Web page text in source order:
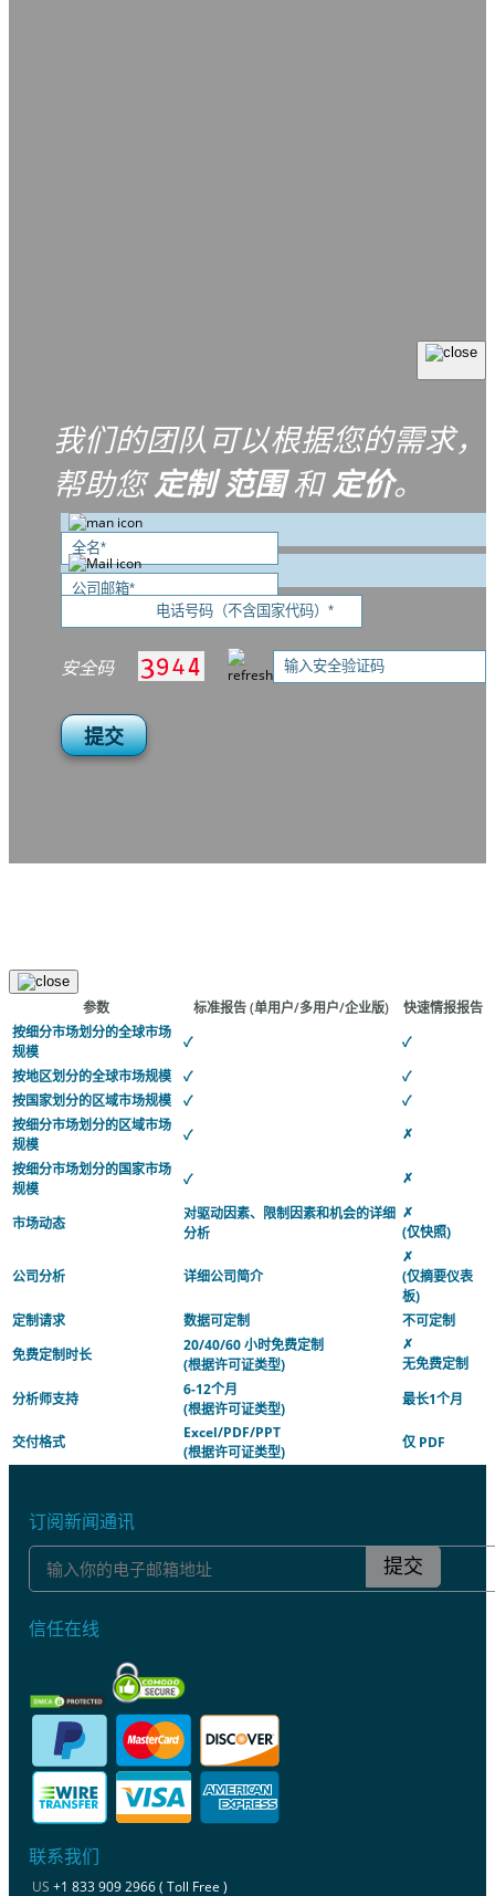
我们的团队可以根据您的需求，
帮助您定制 范围和定价。
安全码
提交
参数 标准报告(单用户/多用户/企业版)
快速情报报告
按细分市场划分的全球市场
规模
✓
✓
按地区划分的全球市场规模
✓
✓
按国家划分的区域市场规模
✓
✓
按细分市场划分的区域市场
规模
✓
✗
按细分市场划分的国家市场
规模
✓ ✗
市场动态
对驱动因素、限制因素和机会的详细
分析
✗
(仅快照)
公司分析 详细公司简介
✗
(仅摘要仪表
板)
定制请求
数据可定制
不可定制
免费定制时长
20/40/60 小时免费定制
(根据许可证类型)
✗
无免费定制
分析师支持
6-12个月
(根据许可证类型)
最长1个月
交付格式
Excel/PDF/PPT
(根据许可证类型)
仅 PDF
订阅新闻通讯
提交
信任在线
联系我们
US +1 833 909 2966 ( Toll Free )